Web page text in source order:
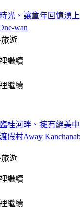
光、讓童年回憶湧
wan
旅遊
繼續
繼續
桂河畔、擁有絕美
假村Away
旅遊
繼續
繼續